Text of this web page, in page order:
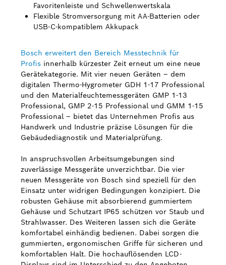
Kontakt
Favoritenleiste und Schwellenwertskala
Flexible Stromversorgung mit AA-Batterien oder
USB-C-kompatiblem Akkupack
Bosch erweitert den Bereich Messtechnik für
Profis innerhalb kürzester Zeit erneut um eine neue
Gerätekategorie. Mit vier neuen Geräten – dem
digitalen Thermo-Hygrometer GDH 1-17 Professional
und den Materialfeuchtemessgeräten GMP 1-13
Professional, GMP 2-15 Professional und GMM 1-15
Professional – bietet das Unternehmen Profis aus
Handwerk und Industrie präzise Lösungen für die
Gebäudediagnostik und Materialprüfung.
In anspruchsvollen Arbeitsumgebungen sind
zuverlässige Messgeräte unverzichtbar. Die vier
neuen Messgeräte von Bosch sind speziell für den
Einsatz unter widrigen Bedingungen konzipiert. Die
robusten Gehäuse mit absorbierend gummiertem
Gehäuse und Schutzart IP65 schützen vor Staub und
Strahlwasser. Des Weiteren lassen sich die Geräte
komfortabel einhändig bedienen. Dabei sorgen die
gummierten, ergonomischen Griffe für sicheren und
komfortablen Halt. Die hochauflösenden LCD-